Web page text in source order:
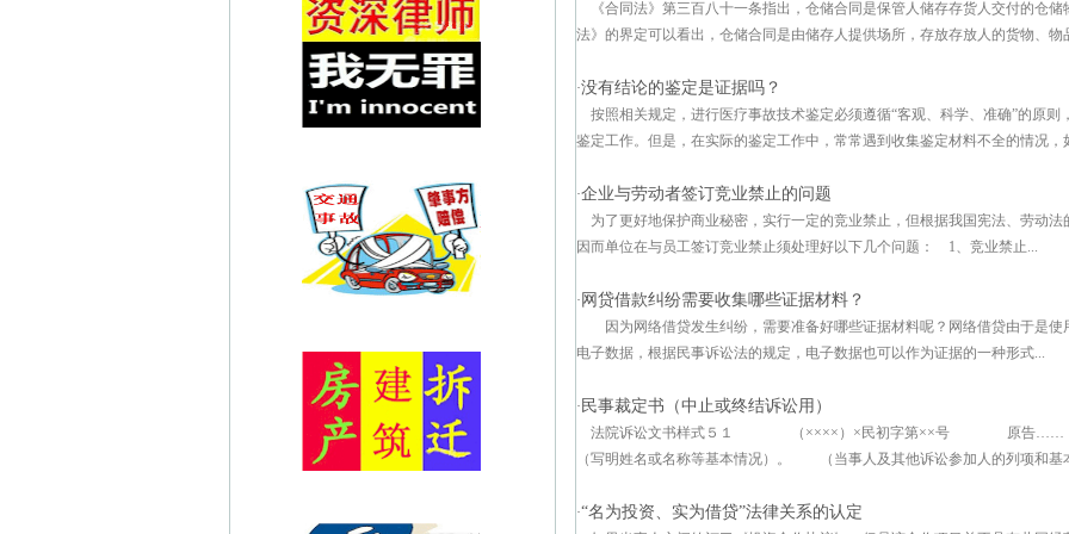
《合同法》第三百八十一条指出，仓储合同是保管人储存存货人交付的
法》的界定可以看出，仓储合同是由储存人提供场所，存放存放人的货物、物
·没有结论的鉴定是证据吗？
按照相关规定，进行医疗事故技术鉴定必须遵循“客观、科学、准确”的原
鉴定工作。但是，在实际的鉴定工作中，常常遇到收集鉴定材料不全的情况，
·企业与劳动者签订竞业禁止的问题
为了更好地保护商业秘密，实行一定的竞业禁止，但根据我国宪法、劳动
因而单位在与员工签订竞业禁止须处理好以下几个问题： 1、竞业禁止...
· 网贷借款纠纷需要收集哪些证据材料？
因为网络借贷发生纠纷，需要准备好哪些证据材料呢？网络借贷由于是
电子数据，根据民事诉讼法的规定，电子数据也可以作为证据的一种形式...
· 民事裁定书（中止或终结诉讼用）
法院诉讼文书样式５１ （××××）×民初字第××号 原告……（
（写明姓名或名称等基本情况）。 （当事人及其他诉讼参加人的列项和基
·“名为投资、实为借贷”法律关系的认定